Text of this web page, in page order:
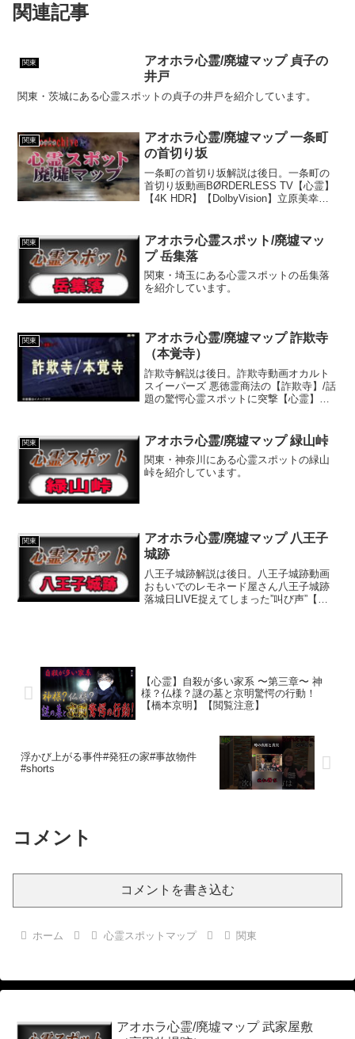
関連記事
関東
アオホラ心霊/廃墟マップ 貞子の
井戸
関東・茨城にある心霊スポットの貞子の井戸を紹介しています。
関東
アオホラ心霊/廃墟マップ 一条町
の首切り坂
一条町の首切り坂解説は後日。一条町の
首切り坂動画BØRDERLESS TV【心霊】
【4K HDR】【DolbyVision】立原美幸に
2021】【Hunt】【遠隔霊視...
関東
アオホラ心霊スポット/廃墟マッ
プ 岳集落
関東・埼玉にある心霊スポットの岳集落
を紹介しています。
関東
アオホラ心霊/廃墟マップ 詐欺寺
（本覚寺）
詐欺寺解説は後日。詐欺寺動画オカルト
スイーパーズ 悪徳霊商法の【詐欺寺】/話
題の驚愕心霊スポットに突撃【心霊】心
確定】この廃寺あかん。絶対幽霊や…こ
んなはっきりと初めて...
関東 アオホラ心霊/廃墟マップ 緑山峠
関東・神奈川にある心霊スポットの緑山
峠を紹介しています。
関東
アオホラ心霊/廃墟マップ 八王子
城跡
八王子城跡解説は後日。八王子城跡動画
おもいでのレモネード屋さん八王子城跡
落城日LIVE捉えてしまった”叫び声”【絶
【心霊】自殺が多い家系 〜第三章〜 神
様？仏様？謎の墓と京明驚愕の行動！
【橋本京明】【閲覧注意】
浮かび上がる事件#発狂の家#事故物件
#shorts
コメント
コメントを書き込む
ホーム 心霊スポットマップ 関東
アオホラ心霊/廃墟マップ 武家屋敷